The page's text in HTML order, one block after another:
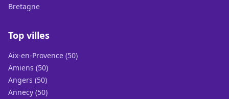
Bretagne
Top villes
Aix-en-Provence (50)
Amiens (50)
Angers (50)
Annecy (50)